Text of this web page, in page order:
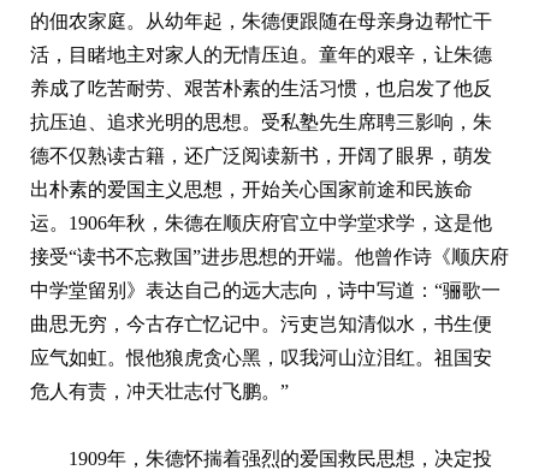
的佃农家庭。从幼年起，朱德便跟随在母亲身边帮忙干
活，目睹地主对家人的无情压迫。童年的艰辛，让朱德
养成了吃苦耐劳、艰苦朴素的生活习惯，也启发了他反
抗压迫、追求光明的思想。受私塾先生席聘三影响，朱
德不仅熟读古籍，还广泛阅读新书，开阔了眼界，萌发
出朴素的爱国主义思想，开始关心国家前途和民族命
运。1906年秋，朱德在顺庆府官立中学堂求学，这是他
接受“读书不忘救国”进步思想的开端。他曾作诗《顺庆府
中学堂留别》表达自己的远大志向，诗中写道：“骊歌一
曲思无穷，今古存亡忆记中。污吏岂知清似水，书生便
应气如虹。恨他狼虎贪心黑，叹我河山泣泪红。祖国安
危人有责，冲天壮志付飞鹏。”
1909年，朱德怀揣着强烈的爱国救民思想，决定投